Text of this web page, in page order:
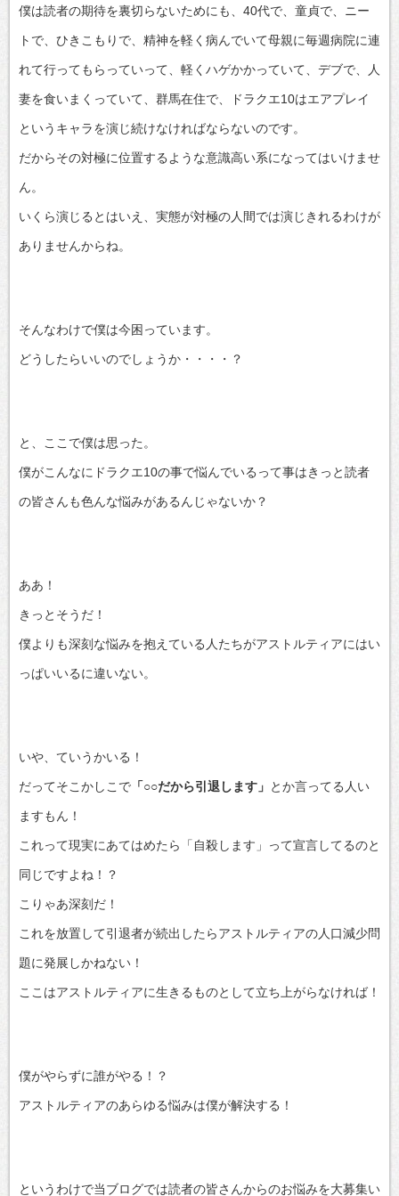
僕は読者の期待を裏切らないためにも、40代で、童貞で、ニー
トで、ひきこもりで、精神を軽く病んでいて母親に毎週病院に連
れて行ってもらっていって、軽くハゲかかっていて、デブで、人
妻を食いまくっていて、群馬在住で、ドラクエ10はエアプレイ
というキャラを演じ続けなければならないのです。
だからその対極に位置するような意識高い系になってはいけませ
ん。
いくら演じるとはいえ、実態が対極の人間では演じきれるわけが
ありませんからね。
そんなわけで僕は今困っています。
どうしたらいいのでしょうか・・・・？
と、ここで僕は思った。
僕がこんなにドラクエ10の事で悩んでいるって事はきっと読者
の皆さんも色んな悩みがあるんじゃないか？
ああ！
きっとそうだ！
僕よりも深刻な悩みを抱えている人たちがアストルティアにはい
っぱいいるに違いない。
いや、ていうかいる！
だってそこかしこで 「○○だから引退します」 とか言ってる人い
ますもん！
これって現実にあてはめたら「自殺します」って宣言してるのと
同じですよね！？
こりゃあ深刻だ！
これを放置して引退者が続出したらアストルティアの人口減少問
題に発展しかねない！
ここはアストルティアに生きるものとして立ち上がらなければ！
僕がやらずに誰がやる！？
アストルティアのあらゆる悩みは僕が解決する！
というわけで当ブログでは読者の皆さんからのお悩みを大募集い